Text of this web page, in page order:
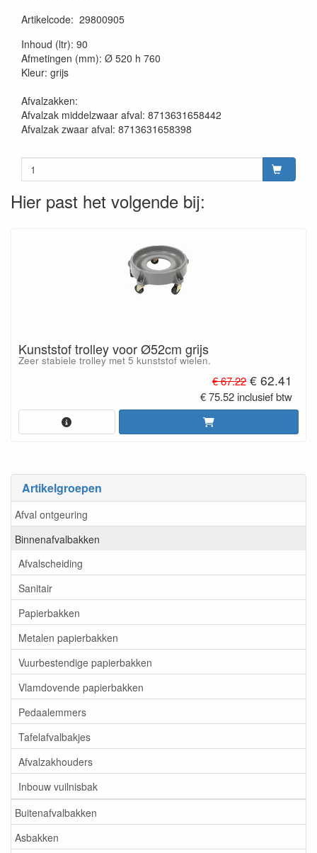
Artikelgroepen
Afval ontgeuring
Binnenafvalbakken
Afvalscheiding
Sanitair
Papierbakken
Metalen papierbakken
Vuurbestendige papierbakken
Vlamdovende papierbakken
Pedaalemmers
Tafelafvalbakjes
Afvalzakhouders
Inbouw vuilnisbak
Buitenafvalbakken
Asbakken
Artikelcode: 29800905
Inhoud (ltr): 90
Afmetingen (mm): Ø 520 h 760
Kleur: grijs
Afvalzakken:
Afvalzak middelzwaar afval: 8713631658442
Afvalzak zwaar afval: 8713631658398
Hier past het volgende bij:
Kunststof trolley voor Ø52cm grijs
Zeer stabiele trolley met 5 kunststof wielen.
€ 67.22€ 62.41
€ 75.52 inclusief btw